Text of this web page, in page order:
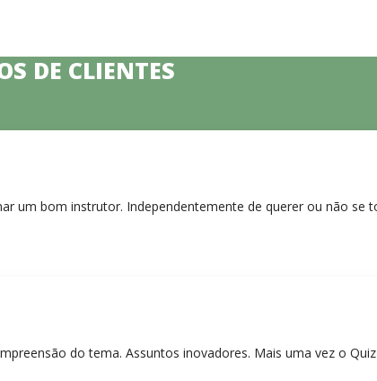
DE CLIENTES
um bom instrutor. Independentemente de querer ou não se
do tema. Assuntos inovadores. Mais uma vez o